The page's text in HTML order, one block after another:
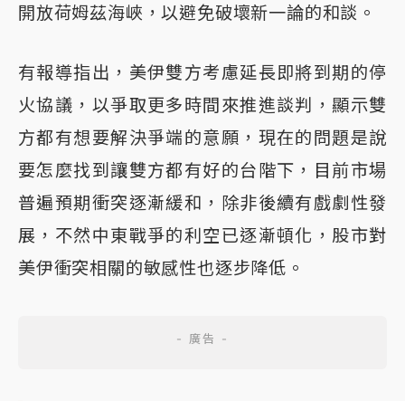
開放荷姆茲海峽，以避免破壞新一論的和談。
有報導指出，美伊雙方考慮延長即將到期的停
火協議，以爭取更多時間來推進談判，顯示雙
方都有想要解決爭端的意願，現在的問題是說
要怎麼找到讓雙方都有好的台階下，目前市場
普遍預期衝突逐漸緩和，除非後續有戲劇性發
展，不然中東戰爭的利空已逐漸頓化，股市對
美伊衝突相關的敏感性也逐步降低。